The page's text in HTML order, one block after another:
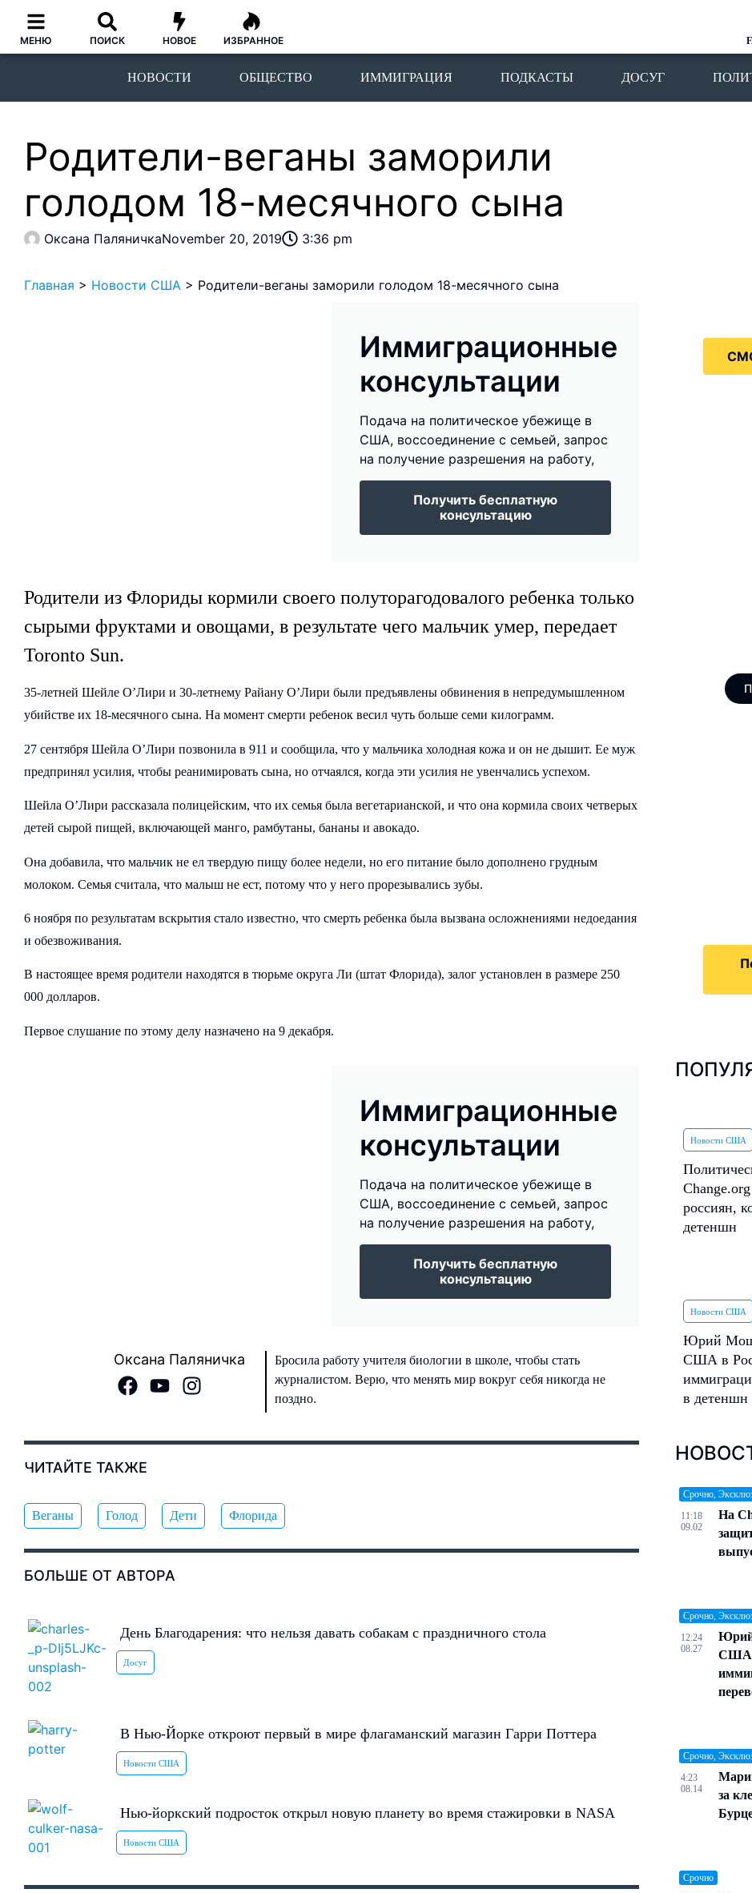
МЕНЮ ПОИСК НОВОЕ ИЗБРАННОЕ
НОВОСТИ ОБЩЕСТВО ИММИГРАЦИЯ ПОДКАСТЫ ДОСУГ
Родители-веганы заморили
голодом 18-месячного сына
Оксана ПаляничкаNovember 20, 2019 3:36 pm
Главная > Новости США > Родители-веганы заморили голодом 18-месячного сына
Иммиграционные
консультации
Подача на политическое убежище в
США, воссоединение с семьей, запрос
на получение разрешения на работу,
Получить бесплатную
консультацию
Родители из Флориды кормили своего полуторагодовалого ребенка только
сырыми фруктами и овощами, в результате чего мальчик умер, передает
Toronto Sun.
35-летней Шейле О’Лири и 30-летнему Райану О’Лири были предъявлены обвинения в непредумышленном
убийстве их 18-месячного сына. На момент смерти ребенок весил чуть больше семи килограмм.
27 сентября Шейла О’Лири позвонила в 911 и сообщила, что у мальчика холодная кожа и он не дышит. Ее муж
предпринял усилия, чтобы реанимировать сына, но отчаялся, когда эти усилия не увенчались успехом.
Шейла О’Лири рассказала полицейским, что их семья была вегетарианской, и что она кормила своих четверых
детей сырой пищей, включающей манго, рамбутаны, бананы и авокадо.
Она добавила, что мальчик не ел твердую пищу более недели, но его питание было дополнено грудным
молоком. Семья считала, что малыш не ест, потому что у него прорезывались зубы.
6 ноября по результатам вскрытия стало известно, что смерть ребенка была вызвана осложнениями недоедания
и обезвоживания.
В настоящее время родители находятся в тюрьме округа Ли (штат Флорида), залог установлен в размере 250
000 долларов.
Первое слушание по этому делу назначено на 9 декабря.
Иммиграционные
консультации
Подача на политическое убежище в
США, воссоединение с семьей, запрос
на получение разрешения на работу,
Получить бесплатную
консультацию
Оксана Паляничка
Бросила работу учителя биологии в школе, чтобы стать
журналистом. Верю, что менять мир вокруг себя никогда не
поздно.
ЧИТАЙТЕ ТАКЖЕ
Веганы Голод Дети Флорида
БОЛЬШЕ ОТ АВТОРА
День Благодарения: что нельзя давать собакам с праздничного стола
Досуг
В Нью-Йорке откроют первый в мире флагаманский магазин Гарри Поттера
Новости США
Нью-йоркский подросток открыл новую планету во время стажировки в NASA
Новости США
Новости США
россиян,
детеншн
Новости США
Юрий
США в
в детеншн
Срочно,
11:18
09.02
На
Срочно,
12:24
08.27
Юрий
США
Срочно,
4:23
08.14
за
Срочно